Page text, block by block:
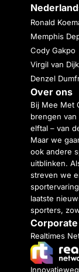
Ronald
Memphis
Cody Gakpo
Virgil van Dijk
Denzel
Over ons
Bij Mee Met
brengen
elftal – van
Maar we
ook andere
uitblinken.
streven we
laatste
sporters,
Realtimes